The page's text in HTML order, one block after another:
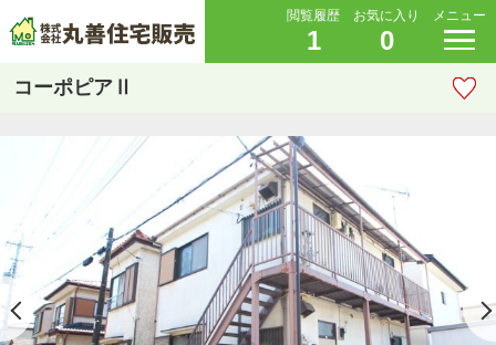
閲覧履歴
1
お気に入り
0
メニュー
コーポピアⅡ